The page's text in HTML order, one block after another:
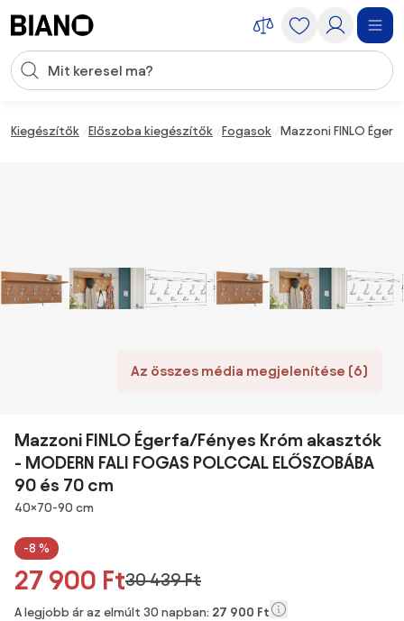
Keresési bevitel
Kiegészítők Előszoba kiegészítők Fogasok Mazzoni FINLO
Az összes média megjelenítése (6)
Mazzoni FINLO Égerfa/Fényes Króm akasztók
- MODERN FALI FOGAS POLCCAL ELŐSZOBÁBA
90 és 70 cm
Méretek
40×70-90 cm
-8 %
27 900 Ft30 439 Ft
A legjobb ár az elmúlt 30 napban: 27 900 Ft